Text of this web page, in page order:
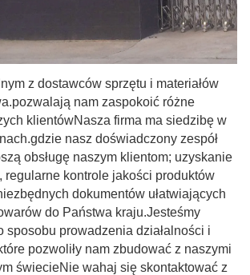
z dostawców sprzętu i materiałów
nam zaspokoić różne
klientówNasza firma ma siedzibę w
nasz doświadczony zespół
obsługę naszym klientom; uzyskanie
regularne kontrole jakości produktów
dokumentów ułatwiających
do Państwa kraju.Jesteśmy
sposobu prowadzenia działalności i
pozwoliły nam zbudować z naszymi
świecieNie wahaj się skontaktować z